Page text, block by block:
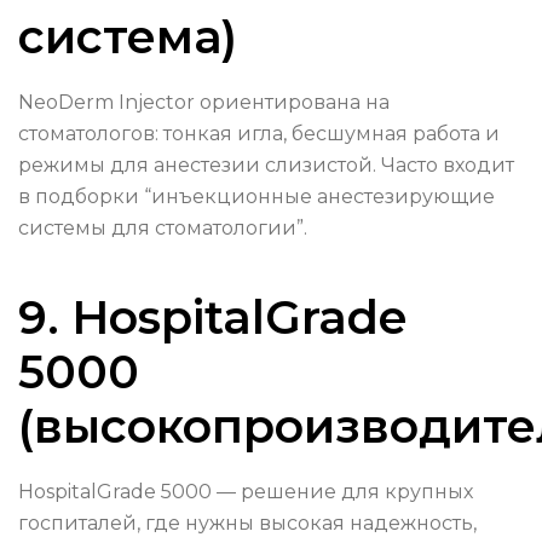
система)
NeoDerm Injector ориентирована на
стоматологов: тонкая игла, бесшумная работа и
режимы для анестезии слизистой. Часто входит
в подборки “инъекционные анестезирующие
системы для стоматологии”.
9. HospitalGrade
5000
HospitalGrade 5000 — решение для крупных
госпиталей, где нужны высокая надежность,